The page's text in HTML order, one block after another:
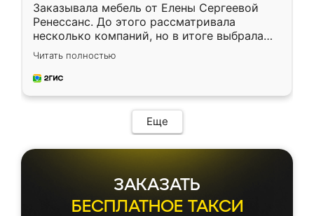
Заказывала мебель от Елены Сергеевой
Ренессанс. До этого рассматривала
несколько компаний, но в итоге выбрала
эту. Сначала обговорили условия, потом
приехал замерщик, всё спокойно объяснил
и снял размеры. Изготовили в срок, с
мебель сразу встала на свое место без
каких-либо доработок. Качеством осталась
довольна, все выглядит так, как и ожидала.
Читать полностью
Еще
ЗАКАЗАТЬ
БЕСПЛАТНОЕ ТАКСИ